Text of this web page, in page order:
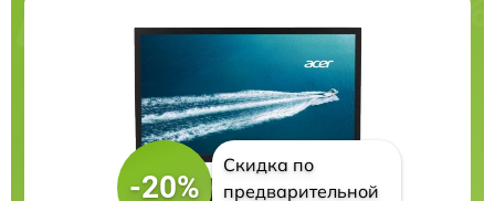
-20%
Скидка по
предварительной